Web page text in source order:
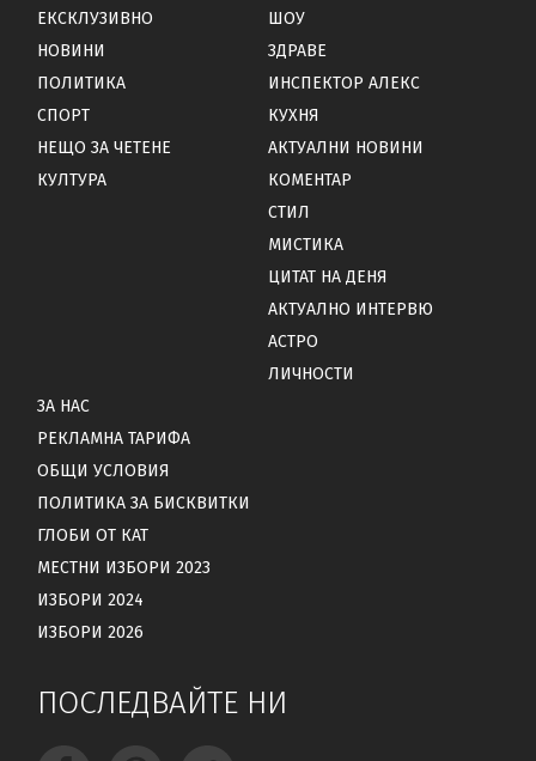
ЕКСКЛУЗИВНО
НОВИНИ
ПОЛИТИКА
СПОРТ
НЕЩО ЗА ЧЕТЕНЕ
КУЛТУРА
ШОУ
ЗДРАВЕ
ИНСПЕКТОР АЛЕКС
КУХНЯ
АКТУАЛНИ НОВИНИ
КОМЕНТАР
СТИЛ
МИСТИКА
ЦИТАТ НА ДЕНЯ
АКТУАЛНО ИНТЕРВЮ
АСТРО
ЛИЧНОСТИ
ЗА НАС
РЕКЛАМНА ТАРИФА
ОБЩИ УСЛОВИЯ
ПОЛИТИКА ЗА БИСКВИТКИ
ГЛОБИ ОТ КАТ
МЕСТНИ ИЗБОРИ 2023
ИЗБОРИ 2024
ИЗБОРИ 2026
ПОСЛЕДВАЙТЕ НИ